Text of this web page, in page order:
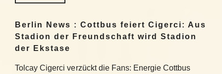
Berlin News : Cottbus feiert Cigerci: Aus
Stadion der Freundschaft wird Stadion
der Ekstase
Tolcay Cigerci verzückt die Fans: Energie Cottbus